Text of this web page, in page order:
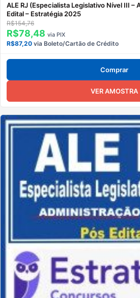
ALE RJ (Especialista Legislativo Nível III –
Edital – Estratégia 2025
R$154,76
R$78,48 via PIX
R$87,20 via Boleto/Cartão de Crédito
Comprar
VER AMOSTRA